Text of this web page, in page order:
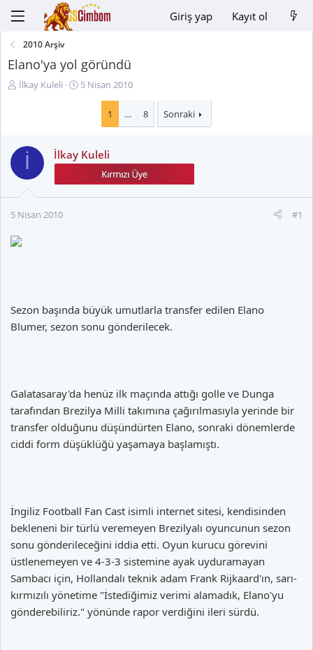
Giriş yap Kayıt ol
2010 Arşiv
Elano'ya yol göründü
K
a
l
t
İlkay Kuleli
B
n
g
ı
ç
5 Nisan 2010
1 … 8 Sonraki
İ İlkay Kuleli
5 Nisan 2010 #1
Sezon başında büyük umutlarla transfer edilen Elano
Blumer, sezon sonu gönderilecek.
Galatasaray'da henüz ilk maçında attığı golle ve Dunga
tarafından Brezilya Milli takımına çağırılmasıyla yerinde bir
transfer olduğunu düşündürten Elano, sonraki dönemlerde
ciddi form düşüklüğü yaşamaya başlamıştı.
İngiliz Football Fan Cast isimli internet sitesi, kendisinden
bekleneni bir türlü veremeyen Brezilyalı oyuncunun sezon
sonu gönderileceğini iddia etti. Oyun kurucu görevini
üstlenemeyen ve 4-3-3 sistemine ayak uyduramayan
Sambacı için, Hollandalı teknik adam Frank Rijkaard'ın, sarı-
kırmızılı yönetime "İstediğimiz verimi alamadık, Elano'yu
gönderebiliriz." yönünde rapor verdiğini ileri sürdü.